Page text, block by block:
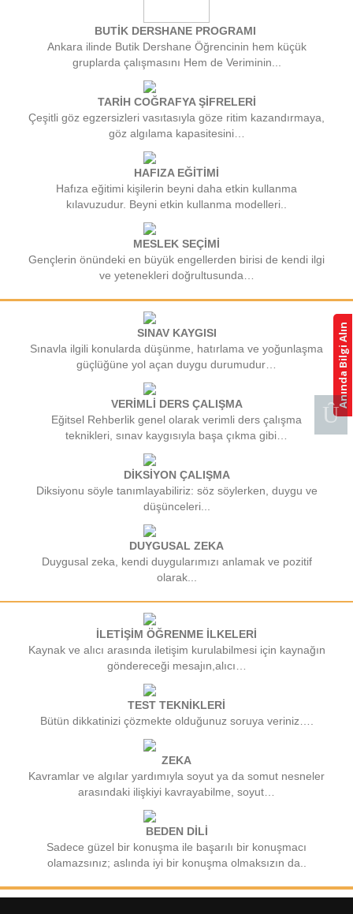
BUTİK DERSHANE PROGRAMI
Ankara ilinde Butik Dershane Öğrencinin hem küçük
gruplarda çalışmasını Hem de Veriminin...
TARİH COĞRAFYA ŞİFRELERİ
Çeşitli göz egzersizleri vasıtasıyla göze ritim kazandırmaya,
göz algılama kapasitesini…
HAFIZA EĞİTİMİ
Hafıza eğitimi kişilerin beyni daha etkin kullanma
kılavuzudur. Beyni etkin kullanma modelleri..
MESLEK SEÇİMİ
Gençlerin önündeki en büyük engellerden birisi de kendi ilgi
ve yetenekleri doğrultusunda…
SINAV KAYGISI
Sınavla ilgili konularda düşünme, hatırlama ve yoğunlaşma
güçlüğüne yol açan duygu durumudur…
VERİMLİ DERS ÇALIŞMA
Eğitsel Rehberlik genel olarak verimli ders çalışma
teknikleri, sınav kaygısıyla başa çıkma gibi…
DİKSİYON ÇALIŞMA
Diksiyonu söyle tanımlayabiliriz: söz söylerken, duygu ve
düşünceleri...
DUYGUSAL ZEKA
Duygusal zeka, kendi duygularımızı anlamak ve pozitif
olarak...
İLETİŞİM ÖĞRENME İLKELERİ
Kaynak ve alıcı arasında iletişim kurulabilmesi için kaynağın
göndereceği mesajın,alıcı…
TEST TEKNİKLERİ
Bütün dikkatinizi çözmekte olduğunuz soruya veriniz….
ZEKA
Kavramlar ve algılar yardımıyla soyut ya da somut nesneler
arasındaki ilişkiyi kavrayabilme, soyut…
BEDEN DİLİ
Sadece güzel bir konuşma ile başarılı bir konuşmacı
olamazsınız; aslında iyi bir konuşma olmaksızın da..
Anında Bilgi Alın